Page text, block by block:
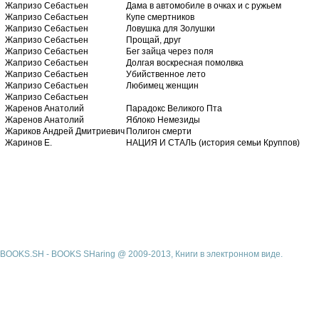
Жапризо Себастьен
Дама в автомобиле в очках и с ружьем
Жапризо Себастьен
Купе смертников
Жапризо Себастьен
Ловушка для Золушки
Жапризо Себастьен
Прощай, друг
Жапризо Себастьен
Бег зайца через поля
Жапризо Себастьен
Долгая воскресная помолвка
Жапризо Себастьен
Убийственное лето
Жапризо Себастьен
Любимец женщин
Жапризо Себастьен
Жаренов Анатолий
Парадокс Великого Пта
Жаренов Анатолий
Яблоко Немезиды
Жариков Андрей Дмитриевич Полигон смерти
Жаринов Е.
НАЦИЯ И СТАЛЬ (история семьи Круппов)
BOOKS.SH - BOOKS SHaring @ 2009-2013, Книги в электронном виде.